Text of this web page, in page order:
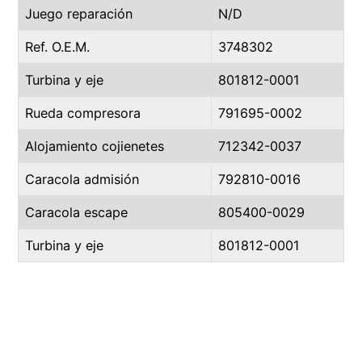
Juego reparación N/D
Ref. O.E.M. 3748302
Turbina y eje 801812-0001
Rueda compresora 791695-0002
Alojamiento cojienetes 712342-0037
Caracola admisión 792810-0016
Caracola escape 805400-0029
Turbina y eje 801812-0001